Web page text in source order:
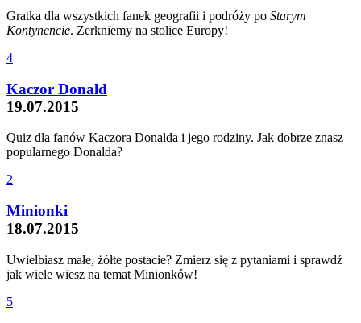
Gratka dla wszystkich fanek geografii i podróży po Starym
Kontynencie. Zerkniemy na stolice Europy!
4
Kaczor Donald
19.07.2015
Quiz dla fanów Kaczora Donalda i jego rodziny. Jak dobrze znasz
popularnego Donalda?
2
Minionki
18.07.2015
Uwielbiasz małe, żółte postacie? Zmierz się z pytaniami i sprawdź
jak wiele wiesz na temat Minionków!
5